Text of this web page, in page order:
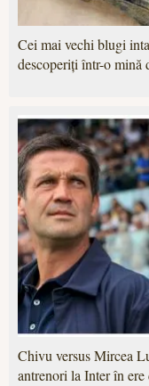
Cei mai vechi blugi
descoperiți într-o mină
Chivu versus Mircea
antrenori la Inter în ere